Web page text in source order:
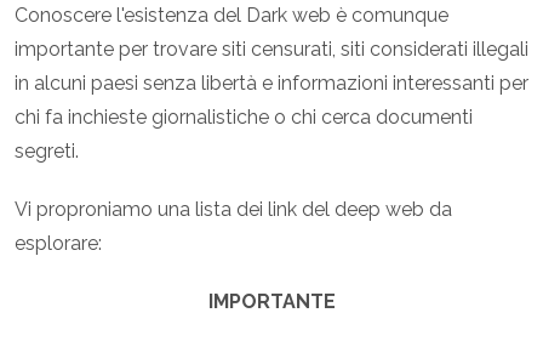
Conoscere l'esistenza del Dark web è comunque
importante per trovare siti censurati, siti considerati illegali
in alcuni paesi senza libertà e informazioni interessanti per
chi fa inchieste giornalistiche o chi cerca documenti
segreti.
Vi proproniamo una lista dei link del deep web da
esplorare:
IMPORTANTE